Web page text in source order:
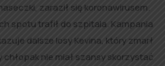
zaraził się koronawirusem.
spotu trafił do szpitala. Kampania
dalsze losy Kevina, który zmarł
chłopak nie miał szansy skorzystać